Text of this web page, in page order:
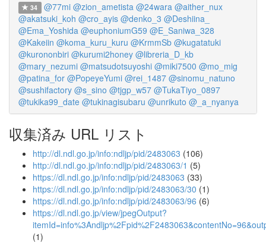
34 @77mi @zion_ametista @24wara @aither_nux
@akatsuki_koh @cro_ayis @denko_3 @Deshiina_
@Ema_Yoshida @euphoniumG59 @E_Saniwa_328
@Kakeiin @koma_kuru_kuru @KrmmSb @kugatatuki
@kurononbiri @kurumi2honey @libreria_D_kb
@mary_nezumi @matsudotsuyoshi @miki7500 @mo_mig
@patina_for @PopeyeYumi @rei_1487 @sinomu_natuno
@sushifactory @s_sino @tjgp_w57 @TukaTiyo_0897
@tukika99_date @tukinagisubaru @unrikuto @_a_nyanya
収集済み URL リスト
http://dl.ndl.go.jp/info:ndljp/pid/2483063 (106)
http://dl.ndl.go.jp/info:ndljp/pid/2483063/1 (5)
https://dl.ndl.go.jp/info:ndljp/pid/2483063 (33)
https://dl.ndl.go.jp/info:ndljp/pid/2483063/30 (1)
https://dl.ndl.go.jp/info:ndljp/pid/2483063/96 (6)
https://dl.ndl.go.jp/view/jpegOutput?
(1)